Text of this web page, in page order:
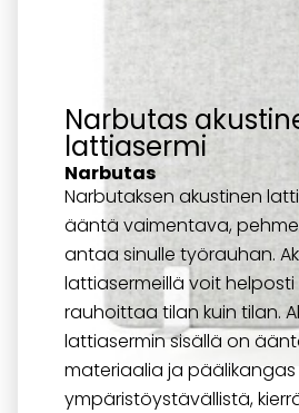
Narbutas
lattiasermi
Narbutas
Narbutaksen akustinen
ääntä vaimentava,
antaa sinulle työrauhan.
lattiasermeillä voit
rauhoittaa tilan kuin tilan.
lattiasermin sisällä on
materiaalia ja
ympäristöystävällistä,